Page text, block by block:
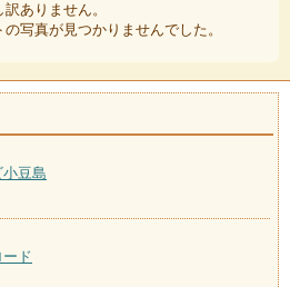
訳ありません。
写真が見つかりませんでした。
豆島
ド